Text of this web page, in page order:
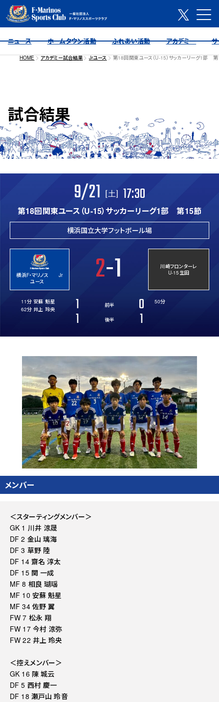
ニュース ホームタウン活動 ふれあい活動 アカデミー
HOME アカデミー試合結果 Jrユース 第18回関東ユース（U-15）サッカーリーグ1部
試合結果
9/21 [土] 17:30
第18回関東ユース（U-15）サッカーリーグ1部 第15節
横浜国立大学フットボール場
横浜F・マリノス Jr
ユース
2-1
川崎フロンターレ
U-15生田
11分 安蘇 魁星
62分 井上 玲央
1 前半 0
1 後半 1
50分
メンバー
＜スターティングメンバー＞
GK 1 川井 涼晟
DF 2 金山 璃海
DF 3 草野 陸
DF 14 齋名 淳太
DF 15 関 一成
MF 8 相良 瑚瑶
MF 10 安蘇 魁星
MF 34 佐野 翼
FW 7 松永 翔
FW 17 今村 涼弥
FW 22 井上 玲央
＜控えメンバー＞
GK 16 陳 城云
DF 5 西村 慶一
DF 18 瀬戸山 玲音